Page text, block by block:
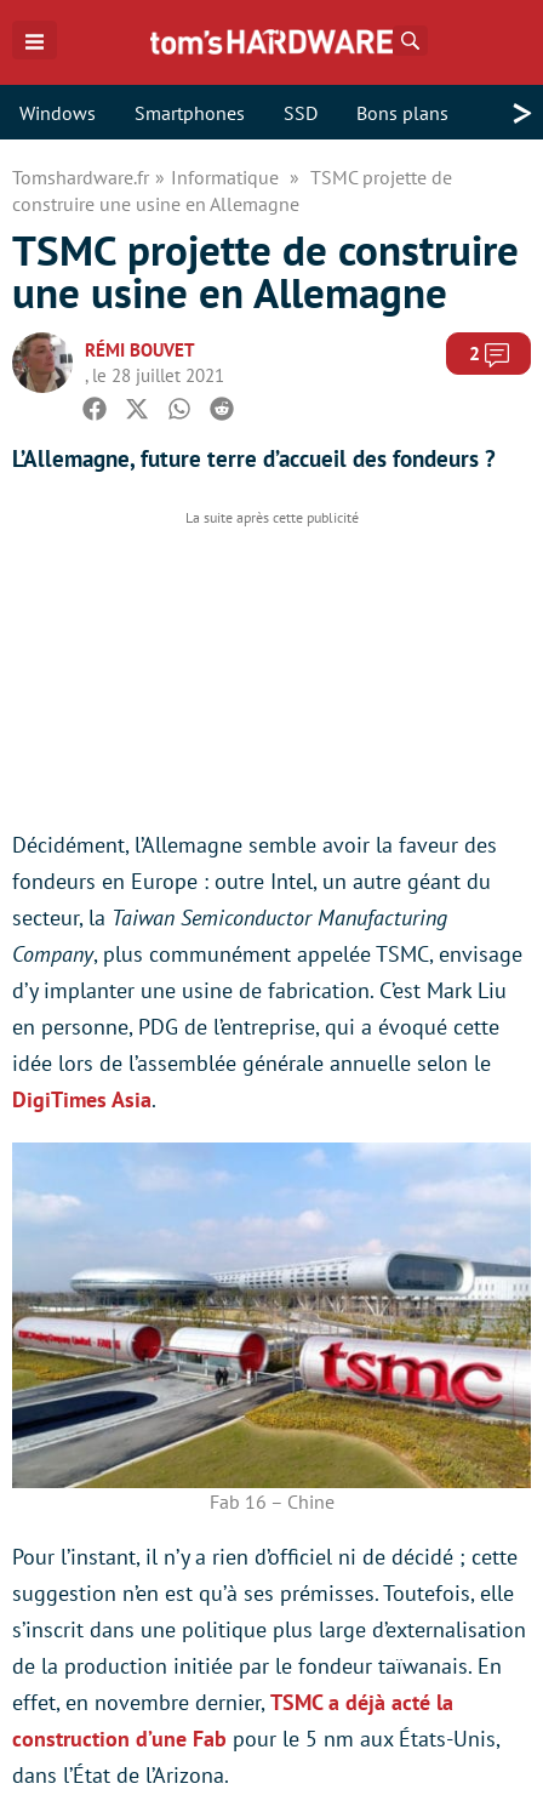
Windows Smartphones SSD Bons plans >
Tomshardware.fr Informatique
TSMC projette de
construire une usine en Allemagne
TSMC projette de construire
une usine en Allemagne
RÉMI BOUVET
, le 28 juillet 2021
2
Facebook
TwitterWhatsapp
Reddit
L’Allemagne, future terre d’accueil des fondeurs ?
Décidément, l’Allemagne semble avoir la faveur des
fondeurs en Europe : outre Intel, un autre géant du
secteur, la Taiwan Semiconductor Manufacturing
Company, plus communément appelée TSMC, envisage
d’y implanter une usine de fabrication. C’est Mark Liu
en personne, PDG de l’entreprise, qui a évoqué cette
idée lors de l’assemblée générale annuelle selon le
DigiTimes Asia.
Fab 16 – Chine
Pour l’instant, il n’y a rien d’officiel ni de décidé ; cette
suggestion n’en est qu’à ses prémisses. Toutefois, elle
s’inscrit dans une politique plus large d’externalisation
de la production initiée par le fondeur taïwanais. En
effet, en novembre dernier,TSMC a déjà acté la
construction d’une Fab pour le 5 nm aux États-Unis,
dans l’État de l’Arizona.